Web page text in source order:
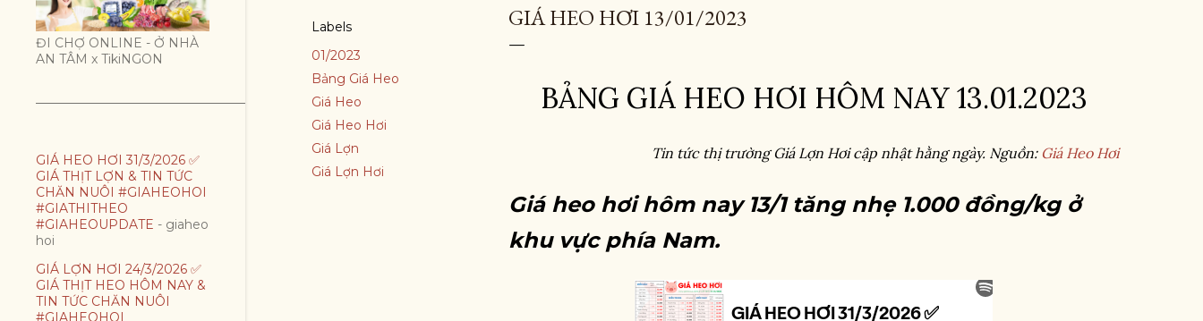
Labels
01/2023
Bảng Giá Heo
Giá Heo
Giá Heo Hơi
Giá Lợn
Giá Lợn Hơi
GIÁ HEO HƠI 13/01/2023
BẢNG GIÁ HEO HƠI HÔM NAY 13.01.2023
Tin tức thị trường Giá Lợn Hơi cập nhật hằng ngày. Nguồn: Giá Heo Hơi
Giá heo hơi hôm nay 13/1 tăng nhẹ 1.000 đồng/kg ở
khu vực phía Nam.
ĐI CHỢ ONLINE - Ở NHÀ
AN TÂM x TikiNGON
GIÁ HEO HƠI 31/3/2026 ✅
GIÁ THỊT LỢN & TIN TỨC
CHĂN NUÔI #GIAHEOHOI
#GIATHITHEO
#GIAHEOUPDATE - giaheo
hoi
GIÁ LỢN HƠI 24/3/2026 ✅
GIÁ THỊT HEO HÔM NAY &
TIN TỨC CHĂN NUÔI
#GIAHEOHOI